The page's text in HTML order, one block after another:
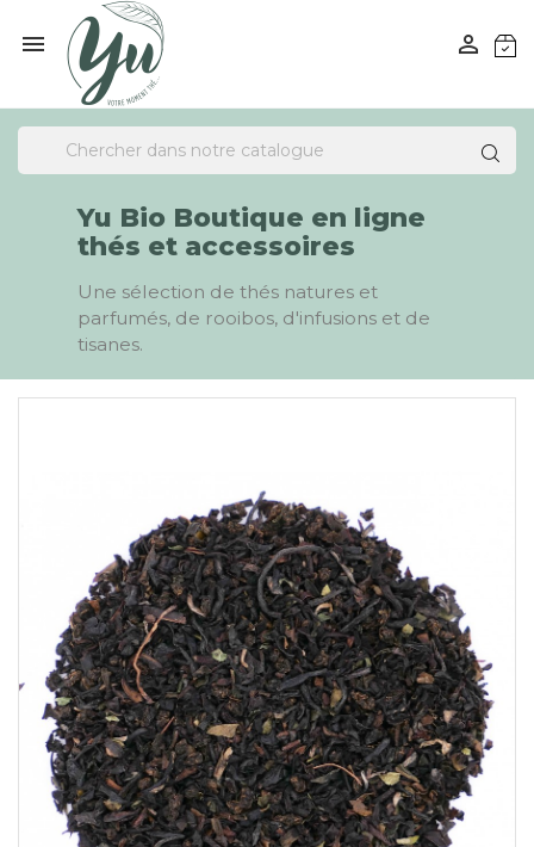
 
Yu Bio Boutique en ligne
thés et accessoires
Une sélection de thés natures et
parfumés, de rooibos, d'infusions et de
tisanes.